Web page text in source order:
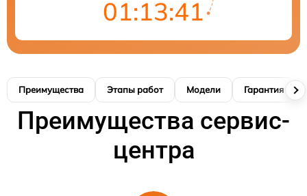
01:13:41
Преимущества Этапы работ Модели Гарантия
Преимущества сервис-
центра